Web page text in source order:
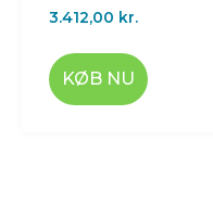
3.412,00 kr.
KØB NU